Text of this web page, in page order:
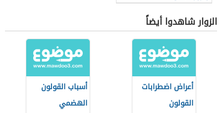
الزوار شاهدوا أيضاً
أعراض اضطرابات
القولون
أسباب القولون
الهضمي